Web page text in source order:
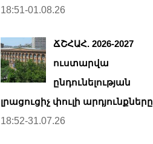
18:51-01.08.26
ՃՇՀԱՀ. 2026-2027
ուստարվա
ընդունելության
լրացուցիչ փուլի արդյունքները
18:52-31.07.26